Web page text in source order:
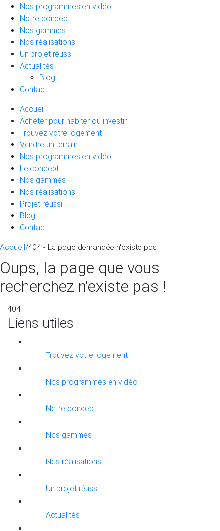
Nos programmes en vidéo
Notre concept
Nos gammes
Nos réalisations
Un projet réussi
Actualités
Blog
Contact
Accueil
Acheter pour habiter ou investir
Trouvez votre logement
Vendre un terrain
Nos programmes en vidéo
Le concept
Nos gammes
Nos réalisations
Projet réussi
Blog
Contact
Accueil/404 - La page demandée n'existe pas
Oups, la page que vous
recherchez n'existe pas !
404
Liens utiles
Trouvez votre logement
Nos programmes en vidéo
Notre concept
Nos gammes
Nos réalisations
Un projet réussi
Actualités